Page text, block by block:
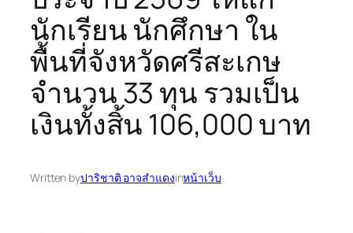
นักเรียน นักศึกษา ใน
พื้นที่จังหวัดศรีสะเกษ
จำนวน 33 ทุน รวมเป็น
เงินทั้งสิ้น 106,000 บาท
Written byปาริชาติ อาจสำแดงinหน้าเว็บ